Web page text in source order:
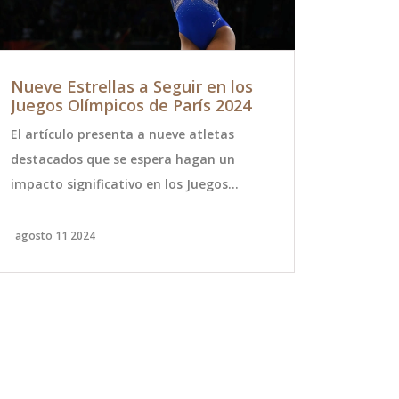
Nueve Estrellas a Seguir en los
Juegos Olímpicos de París 2024
El artículo presenta a nueve atletas
destacados que se espera hagan un
impacto significativo en los Juegos
deportistas, provenientes de diversas
agosto 11 2024